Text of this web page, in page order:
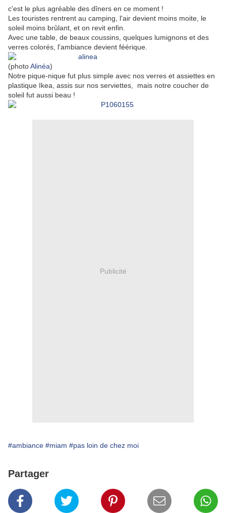
c'est le plus agréable des dîners en ce moment !
Les touristes rentrent au camping, l'air devient moins moite, le
soleil moins brûlant, et on revit enfin.
Avec une table, de beaux coussins, quelques lumignons et des
verres colorés, l'ambiance devient féérique.
(photoAlinéa)
Notre pique-nique fut plus simple avec nos verres et assiettes en
plastique Ikea, assis sur nos serviettes, mais notre coucher de
soleil fut aussi beau !
Publicité
#ambiance #miam #pas loin de chez moi
Partager